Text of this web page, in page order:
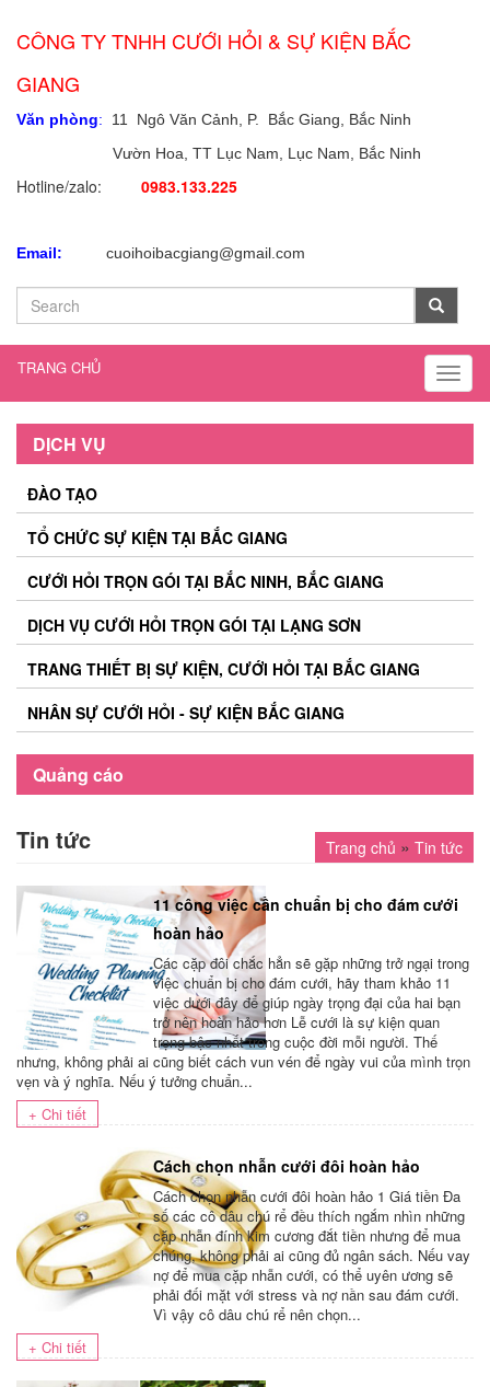
CÔNG TY TNHH CƯỚI HỎI & SỰ KIỆN BẮC
GIANG
Văn phòng: 11 Ngô Văn Cảnh, P. Bắc Giang, Bắc Ninh
Vườn Hoa, TT Lục Nam, Lục Nam, Bắc Ninh
Hotline/zalo: 0983.133.225
Email: cuoihoibacgiang@gmail.com
TRANG CHỦ
DỊCH VỤ
ĐÀO TẠO
TỔ CHỨC SỰ KIỆN TẠI BẮC GIANG
CƯỚI HỎI TRỌN GÓI TẠI BẮC NINH, BẮC GIANG
DỊCH VỤ CƯỚI HỎI TRỌN GÓI TẠI LẠNG SƠN
TRANG THIẾT BỊ SỰ KIỆN, CƯỚI HỎI TẠI BẮC GIANG
NHÂN SỰ CƯỚI HỎI - SỰ KIỆN BẮC GIANG
Quảng cáo
Tin tức Trang chủ » Tin tức
11 công việc cần chuẩn bị cho đám cưới
hoàn hảo
Các cặp đôi chắc hẳn sẽ gặp những trở ngại trong
việc chuẩn bị cho đám cưới, hãy tham khảo 11
việc dưới đây để giúp ngày trọng đại của hai bạn
trở nên hoàn hảo hơn Lễ cưới là sự kiện quan
trọng bậc nhất trong cuộc đời mỗi người. Thế
nhưng, không phải ai cũng biết cách vun vén để ngày vui của mình trọn
vẹn và ý nghĩa. Nếu ý tưởng chuẩn...
+ Chi tiết
Cách chọn nhẫn cưới đôi hoàn hảo
Cách chọn nhẫn cưới đôi hoàn hảo 1 Giá tiền Đa
số các cô dâu chú rể đều thích ngắm nhìn những
cặp nhẫn đính kim cương đắt tiền nhưng để mua
chúng, không phải ai cũng đủ ngân sách. Nếu vay
nợ để mua cặp nhẫn cưới, có thể uyên ương sẽ
phải đối mặt với stress và nợ nần sau đám cưới.
Vì vậy cô dâu chú rể nên chọn...
+ Chi tiết